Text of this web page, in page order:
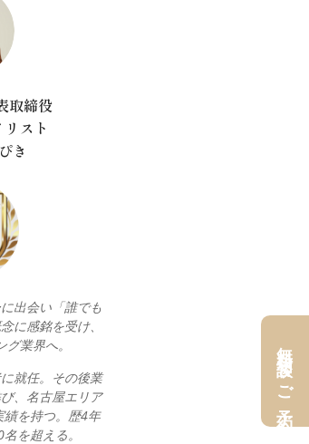
取締役
スト
き
出会い「誰でも
に感銘を受け、
業界へ。
就任。その後業
、名古屋エリア
を持つ。歴4年
を超える。
無料相談＆ご予約